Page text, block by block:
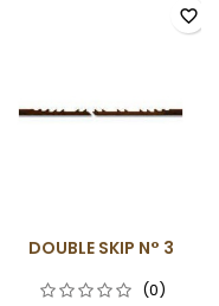
DOUBLE SKIP N° 3
(0)
favorite_border